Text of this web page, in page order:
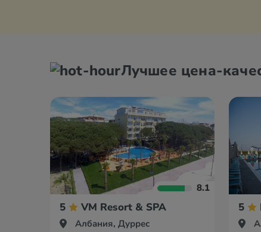
Лучшее цена-
8.1
5 VM Resort & SPA
Албания, Дуррес
5